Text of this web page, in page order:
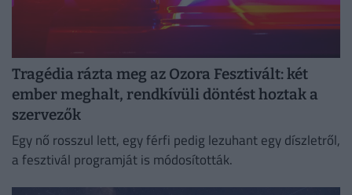
Tragédia rázta meg az Ozora Fesztivált: két
ember meghalt, rendkívüli döntést hoztak a
szervezők
Egy nő rosszul lett, egy férfi pedig lezuhant egy díszletről,
a fesztivál programját is módosították.